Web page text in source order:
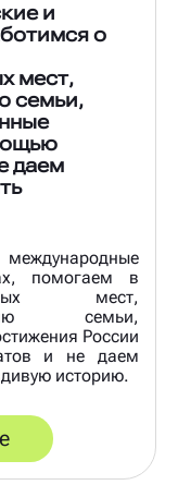
и
о
мест,
семьи,
даем
помогаем в
мест,
семьи,
России
и не даем
историю.